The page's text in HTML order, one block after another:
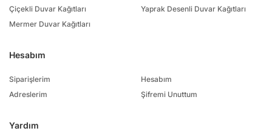
Çiçekli Duvar Kağıtları
Mermer Duvar Kağıtları
Yaprak Desenli Duvar Kağıtları
Hesabım
Siparişlerim
Adreslerim
Hesabım
Şifremi Unuttum
Yardım